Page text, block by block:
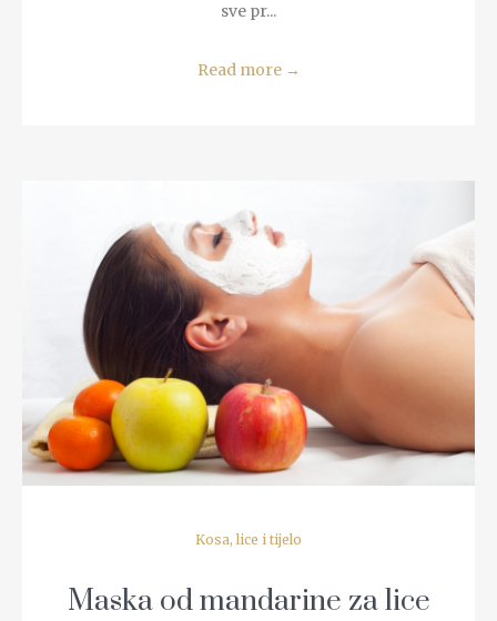
sve pr...
Read more →
READ MORE
Kosa, lice i tijelo
Maska od mandarine za lice